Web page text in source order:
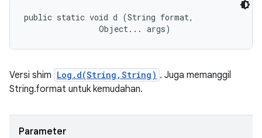
public static void d (String format,
                Object... args)
Versi shim Log.d(String,String) . Juga memanggil
String.format untuk kemudahan.
Parameter